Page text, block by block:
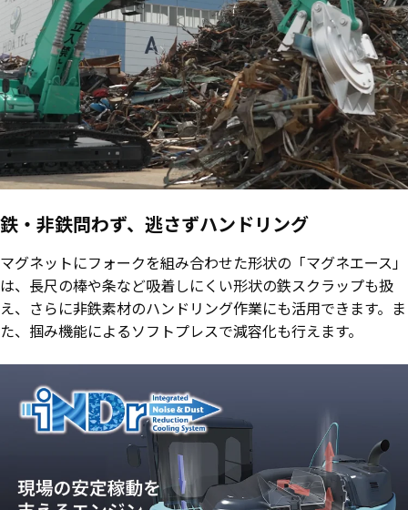
鉄・非鉄問わず、逃さずハンドリング
マグネットにフォークを組み合わせた形状の「マグネエース」
は、長尺の棒や条など吸着しにくい形状の鉄スクラップも扱
え、さらに非鉄素材のハンドリング作業にも活用できます。ま
た、掴み機能によるソフトプレスで減容化も行えます。